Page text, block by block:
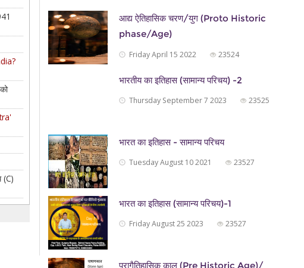
(C)
आद्य ऐतिहासिक चरण/युग (Proto Historic
phase/Age)
Friday April 15 2022 23524
भारतीय का इतिहास (सामान्य परिचय) -2
Thursday September 7 2023 23525
भारत का इतिहास - सामान्य परिचय
Tuesday August 10 2021 23527
भारत का इतिहास (सामान्य परिचय)-1
Friday August 25 2023 23527
प्रागैतिहासिक काल (Pre Historic Age)/